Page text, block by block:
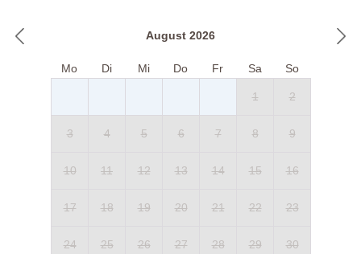
August 2026
Mo Di Mi Do Fr Sa So
1 2
3 4 5 6 7 8 9
10 11 12 13 14 15 16
17 18 19 20 21 22 23
24 25 26 27 28 29 30